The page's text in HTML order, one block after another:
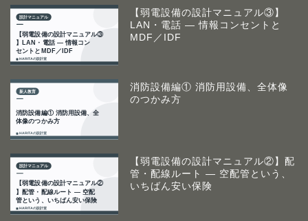
【弱電設備の設計マニュアル③】
LAN・電話 ― 情報コンセントと
MDF／IDF
消防設備編① 消防用設備、全体像
のつかみ方
【弱電設備の設計マニュアル②】配
管・配線ルート ― 空配管という、
いちばん安い保険